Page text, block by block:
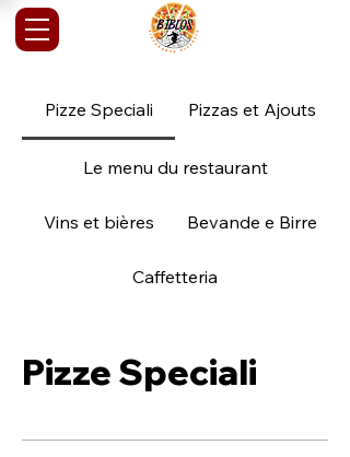
Pizze Speciali Pizzas et Ajouts
Le menu du restaurant
Vins et bières Bevande e Birre
Caffetteria
Pizze Speciali